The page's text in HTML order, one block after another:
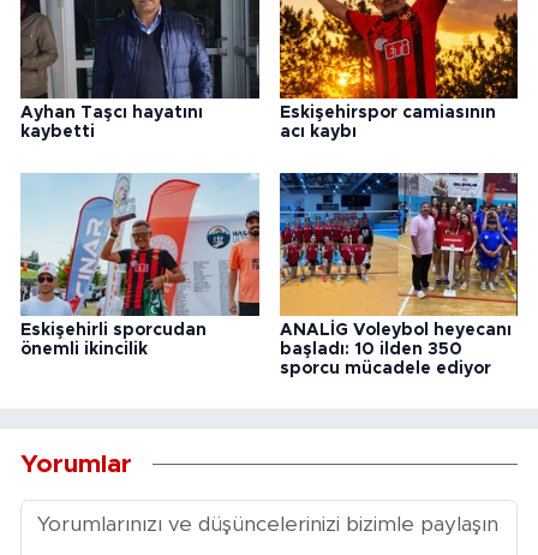
Ayhan Taşcı hayatını
kaybetti
Eskişehirspor camiasının
acı kaybı
Eskişehirli sporcudan
önemli ikincilik
ANALİG Voleybol heyecanı
başladı: 10 ilden 350
sporcu mücadele ediyor
Yorumlar